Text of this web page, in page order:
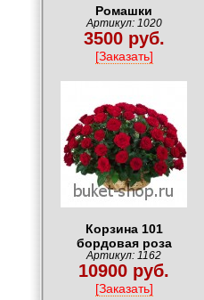
Ромашки
Артикул: 1020
3500 руб.
[Заказать]
Корзина 101
бордовая роза
Артикул: 1162
10900 руб.
[Заказать]